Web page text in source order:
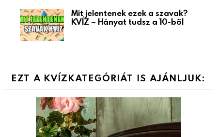
Mit jelentenek ezek a szavak?
KVÍZ – Hányat tudsz a 10-ből
EZT A KVÍZKATEGÓRIÁT IS AJÁNLJUK: